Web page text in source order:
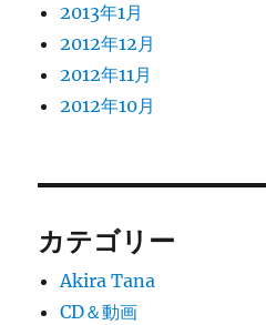
2013年1月
2012年12月
2012年11月
2012年10月
カテゴリー
Akira Tana
CD＆動画